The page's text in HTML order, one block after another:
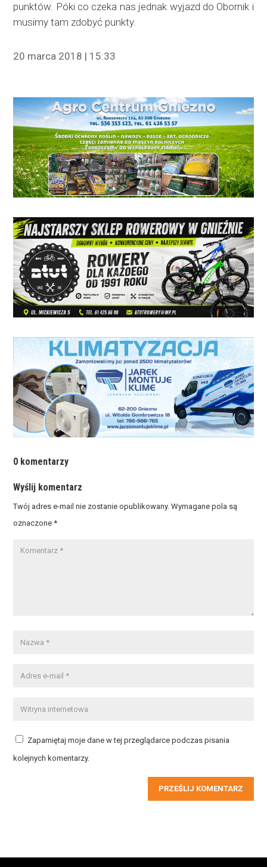
punktów. Póki co czeka nas jednak wyjazd do Obornik i
musimy tam zdobyć punkty.
20 marca 2018 | 15:33
0 komentarzy
Wyślij komentarz
Twój adres e-mail nie zostanie opublikowany. Wymagane pola są
oznaczone*
Zapamiętaj moje dane w tej przeglądarce podczas pisania
kolejnych komentarzy.
PRZEŚLIJ KOMENTARZ